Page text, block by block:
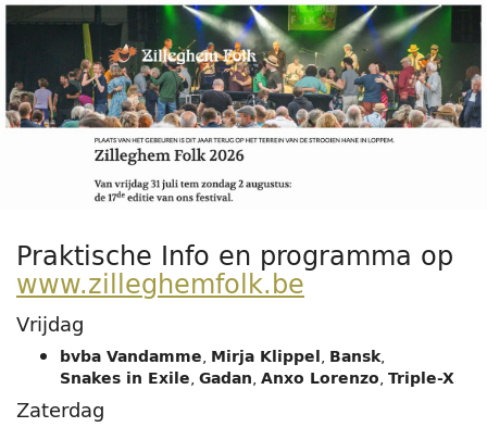
Ga naar de
hoofdinhoud
Zilleghem
Folk
Festival
2026
2026
tot
augustus
2026
Praktische Info en programma op
www.zilleghemfolk.be
Vrijdag
bvba Vandamme, Mirja Klippel, Bansk,
Snakes in Exile, Gadan, Anxo Lorenzo, Triple-X
Zaterdag